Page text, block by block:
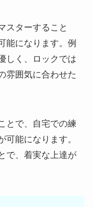
スターすること
能になります。例
しく、ロックでは
雰囲気に合わせた
とで、自宅での練
可能になります。
で、着実な上達が